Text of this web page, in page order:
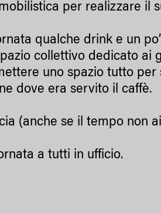
per realizzare il
qualche drink e un
collettivo dedicato ai
uno spazio tutto
dove era servito il caffè.
(anche se il tempo non
a tutti in ufficio.